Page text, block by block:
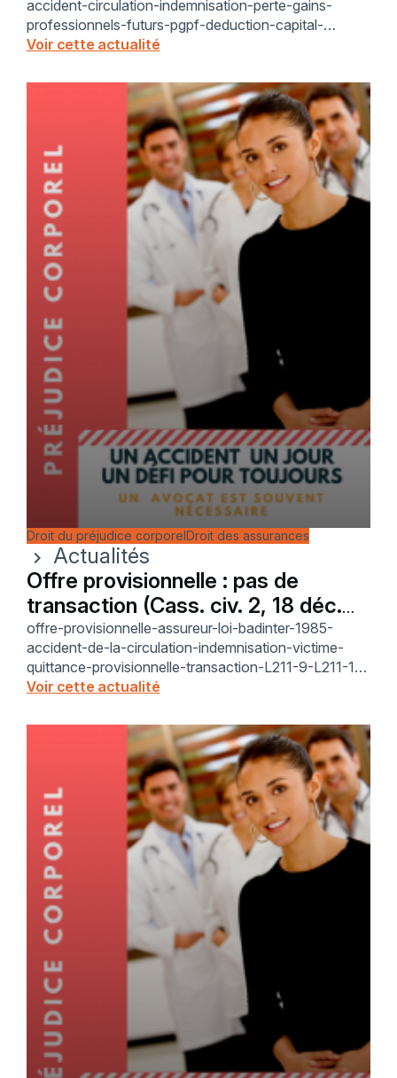
accident-circulation-indemnisation-perte-gains-
professionnels-futurs-pgpf-deduction-capital-
representatif-article-44-reglement-invalidite-deces-
fevrier-2026
Voir cette actualité
Droit du préjudice corporelDroit des assurances
chevron_right
Actualités
Offre provisionnelle : pas de
transaction (Cass. civ. 2, 18 déc.
2025)
offre-provisionnelle-assureur-loi-badinter-1985-
accident-de-la-circulation-indemnisation-victime-
quittance-provisionnelle-transaction-L211-9-L211-16-
R211-40-code-des-assurances-autorite-chose-
cassation-2025
Voir cette actualité